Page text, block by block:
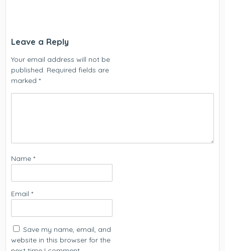
Leave a Reply
Your email address will not be
published. Required fields are
marked*
Name*
Email*
Save my name, email, and
website in this browser for the